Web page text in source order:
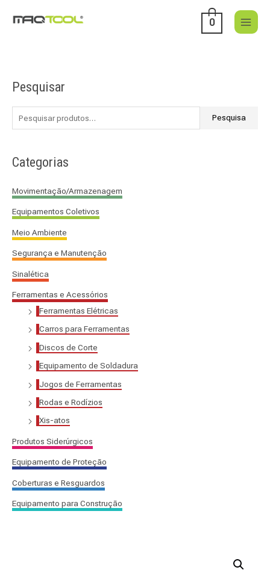
0
Pesquisar
P
i
a
r
p
r
:
Pesquisa
Categorias
Movimentação/Armazenagem
Equipamentos Coletivos
Meio Ambiente
Segurança e Manutenção
Sinalética
Ferramentas e Acessórios
Ferramentas Elétricas
Carros para Ferramentas
Discos de Corte
Equipamento de Soldadura
Jogos de Ferramentas
Rodas e Rodízios
Xis-atos
Produtos Siderúrgicos
Equipamento de Proteção
Coberturas e Resguardos
Equipamento para Construção